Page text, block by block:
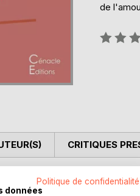
de
une œuvre » vous offre la
à une fiche de lecture
CRITIQUES
Politique de confidentialité
données